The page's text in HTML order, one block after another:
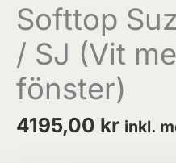
Softtop
/ SJ (Vit
fönster)
4195,00 kr inkl.